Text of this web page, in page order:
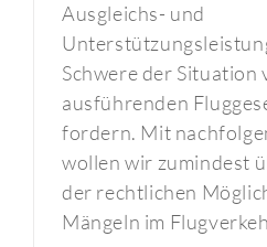
Ausgleichs- und
Schwere der Situation
ausführenden
fordern. Mit
wollen wir zumindest
der rechtlichen
Mängeln im